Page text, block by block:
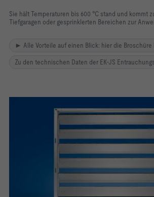
Sie hält Temperaturen bis 600 °C stand und kommt
Tiefgaragen oder gesprinklerten Bereichen zur
► Alle Vorteile auf einen Blick: hier die
Zu den technischen Daten der EK-JS